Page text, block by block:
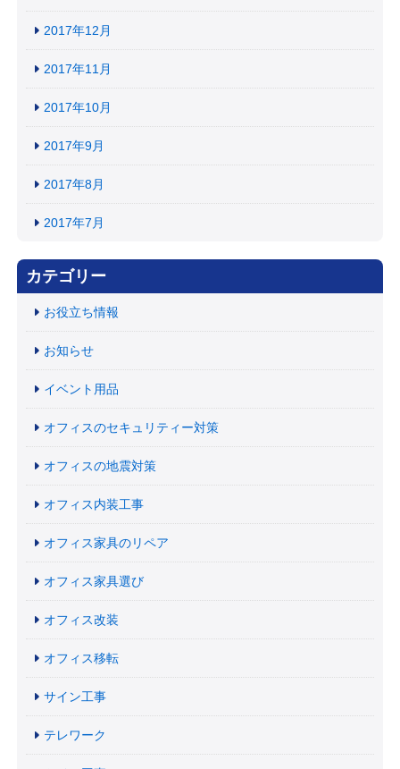
2017年12月
2017年11月
2017年10月
2017年9月
2017年8月
2017年7月
カテゴリー
お役立ち情報
お知らせ
イベント用品
オフィスのセキュリティー対策
オフィスの地震対策
オフィス内装工事
オフィス家具のリペア
オフィス家具選び
オフィス改装
オフィス移転
サイン工事
テレワーク